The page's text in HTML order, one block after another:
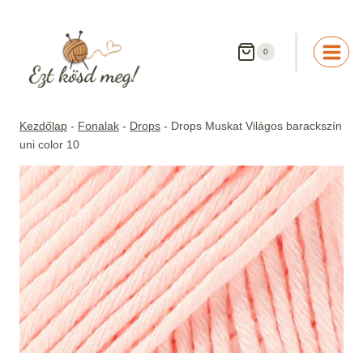
0
Kezdőlap - Fonalak - Drops - Drops Muskat Világos barackszín
uni color 10